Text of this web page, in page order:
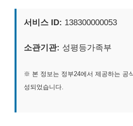
서비스 ID: 138300000053
소관기관: 성평등가족부
※ 본 정보는 정부24에서 제공하는 공
성되었습니다.